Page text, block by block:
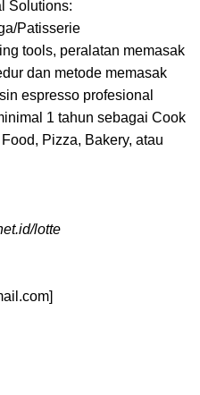
Solutions:
Patisserie
tools, peralatan memasak
dan metode memasak
espresso profesional
1 tahun sebagai Cook
Pizza, Bakery, atau
lotte